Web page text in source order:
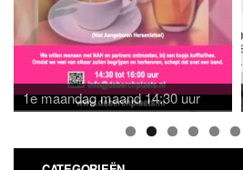
1e maandag maand 14:30 uur